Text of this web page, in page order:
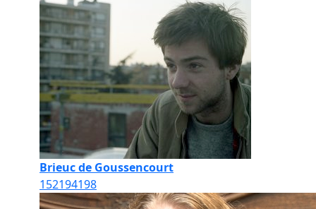
Brieuc de Goussencourt
152194198